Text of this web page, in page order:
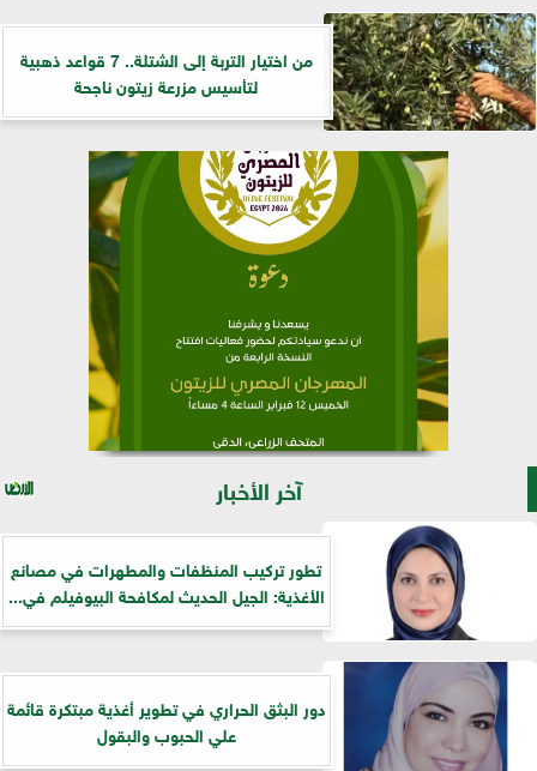
من اختيار التربة إلى الشتلة.. 7 قواعد ذهبية
لتأسيس مزرعة زيتون ناجحة
آخر الأخبار
تطور تركيب المنظفات والمطهرات في مصانع
الأغذية: الجيل الحديث لمكافحة البيوفيلم في...
دور البثق الحراري في تطوير أغذية مبتكرة قائمة
علي الحبوب والبقول